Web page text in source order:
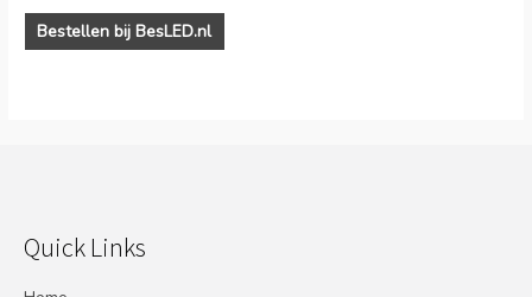
Bestellen bij BesLED.nl
Quick Links